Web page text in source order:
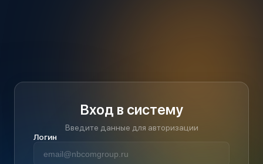
Вход в систему
Введите данные для авторизации
Логин